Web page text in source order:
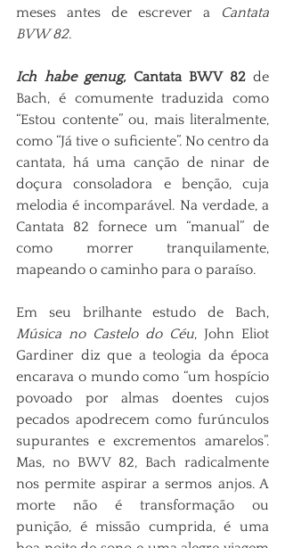
meses antes de escrever a
Cantata
BVW 82.
Ich habe genug, Cantata BWV 82 de
Bach, é comumente traduzida como
“Estou contente” ou, mais literalmente,
como “Já tive o suficiente”. No centro da
cantata, há uma canção de ninar de
doçura consoladora e benção, cuja
melodia é incomparável. Na verdade, a
Cantata 82 fornece um “manual” de
como morrer tranquilamente,
mapeando o caminho para o paraíso.
Música no Castelo do Céu, John Eliot
Gardiner diz que a teologia da época
encarava o mundo como “um hospício
povoado por almas doentes cujos
pecados apodrecem como furúnculos
supurantes e excrementos amarelos”.
Mas, no BWV 82, Bach radicalmente
nos permite aspirar a sermos anjos. A
morte não é transformação ou
punição, é missão cumprida, é uma